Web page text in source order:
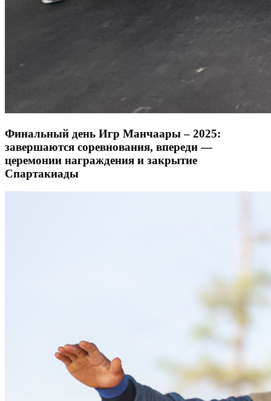
Финальный день Игр Манчаары – 2025:
завершаются соревнования, впереди —
церемонии награждения и закрытие
Спартакиады